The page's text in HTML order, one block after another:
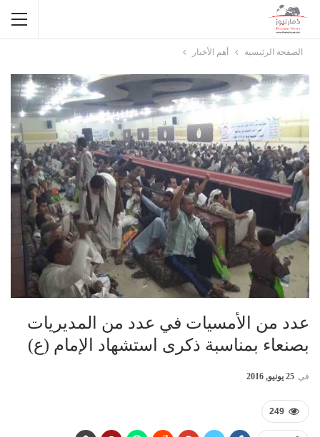
الصفحة الرئيسية أهم الأخبار
عدد من الأمسيات في عدد من المديريات
بصنعاء بمناسبة ذكرى استشهاد الإمام (ع)
في 25 يونيو, 2016
249